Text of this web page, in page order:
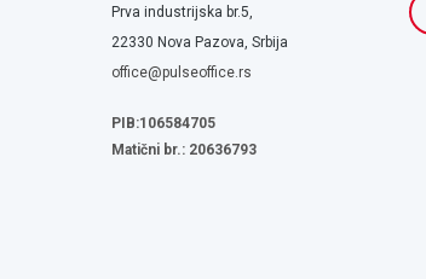
Prva industrijska br.5,
22330 Nova Pazova, Srbija
office@pulseoffice.rs
PIB:106584705
Matični br.: 20636793